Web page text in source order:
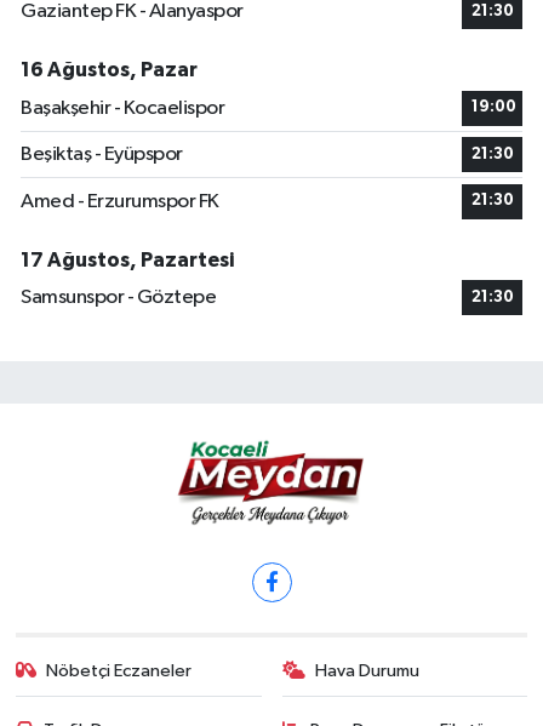
Gaziantep FK - Alanyaspor 21:30
16 Ağustos, Pazar
Başakşehir - Kocaelispor
19:00
Beşiktaş - Eyüpspor 21:30
Amed - Erzurumspor FK 21:30
17 Ağustos, Pazartesi
Samsunspor - Göztepe
21:30
Nöbetçi Eczaneler Hava Durumu